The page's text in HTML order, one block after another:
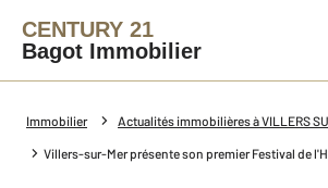
CENTURY 21
Bagot Immobilier
Immobilier Actualités immobilières à VILLERS
Villers-sur-Mer présente son premier Festival de